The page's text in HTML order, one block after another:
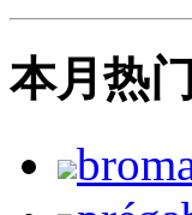
本月热门